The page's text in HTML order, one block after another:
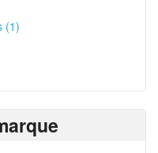
(1)